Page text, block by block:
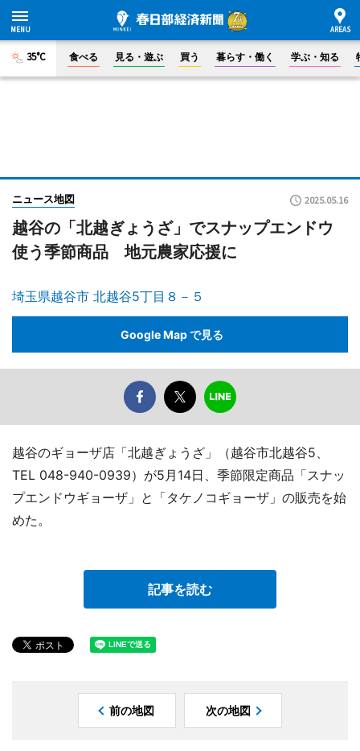
35°C 食べる 見る・遊ぶ 買う 暮らす・働く 学ぶ・知る
ニュース地図 2025.05.16
越谷の「北越ぎょうざ」でスナップエンドウ
使う季節商品 地元農家応援に
埼玉県越谷市 北越谷5丁目８－５
Google Map で見る
越谷のギョーザ店「北越ぎょうざ」（越谷市北越谷5、
TEL 048-940-0939）が5月14日、季節限定商品「スナッ
プエンドウギョーザ」と「タケノコギョーザ」の販売を始
めた。
記事を読む
前の地図 次の地図